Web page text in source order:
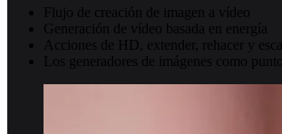
Flujo de creación de imagen a vídeo
Generación de vídeo basada en energía
Acciones de HD, extender, rehacer y
Los generadores de imágenes como